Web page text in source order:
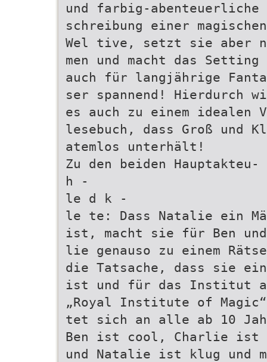
und farbig-abenteuerliche
schreibung einer magischen
Wel tive, setzt sie aber
men und macht das Setting
auch für langjährige
ser spannend! Hierdurch
es auch zu einem idealen
lesebuch, dass Groß und
atemlos unterhält!
Zu den beiden Hauptakteu-
h -
le d k -
le te: Dass Natalie ein
ist, macht sie für Ben
lie genauso zu einem
die Tatsache, dass sie
ist und für das Institut
„Royal Institute of
tet sich an alle ab 10
Ben ist cool, Charlie ist
und Natalie ist klug und